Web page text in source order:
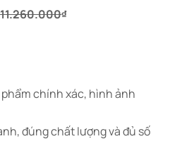
11.260.000₫
chính xác, hình ảnh
đúng chất lượng và đủ số